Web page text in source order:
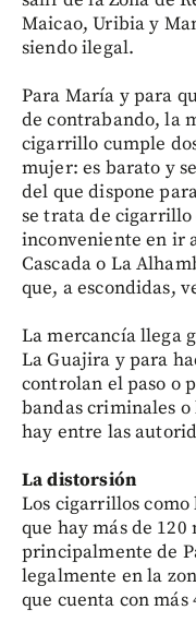
Maicao, Uribia y
siendo ilegal.
Para María y para
de contrabando, la
cigarrillo cumple
mujer: es barato y
del que dispone
se trata de
inconveniente en ir
Cascada o La
que, a escondidas,
La mercancía llega
La Guajira y para
controlan el paso o
bandas criminales
hay entre las
La distorsión
Los cigarrillos como
que hay más de
principalmente de
legalmente en la
que cuenta con más